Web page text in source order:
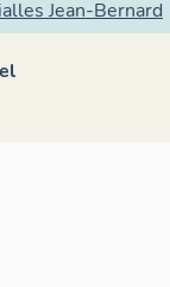
Jean-Bernard